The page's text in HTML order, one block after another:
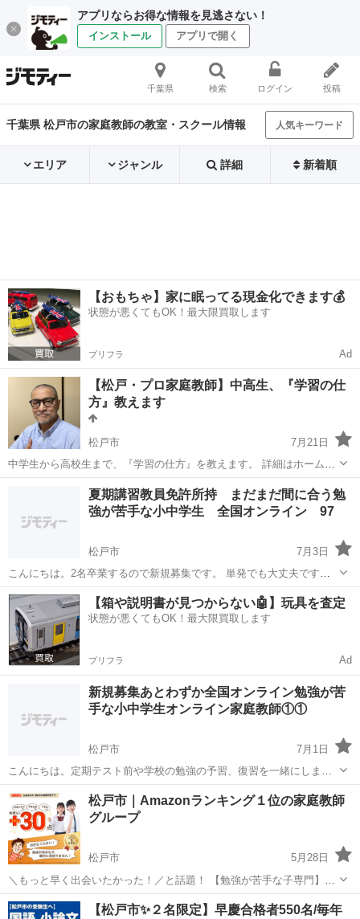
アプリならお得な情報を見逃さない！
インストール アプリで開く
千葉県 検索 ログイン 投稿
千葉県 松戸市の家庭教師の教室・スクール情報 人気キーワード
エリア ジャンル 詳細 新着順
【おもちゃ】家に眠ってる現金化できます💰
状態が悪くてもOK！最大限買取します
プリフラ Ad
【松戸・プロ家庭教師】中高生、『学習の仕
方』教えます
松戸市
7月21日
中学生から高校生まで、『学習の仕方』を教えます。 詳細はホームペ
ージをご覧ください。 https://tac-hometutor.com/ 落ちこぼれている子
は当然ですが、進学校や進学塾に通っている子でも、学習...
松戸市 家庭教師 子ども
夏期講習教員免許所持 まだまだ間に合う勉
強が苦手な小中学生 全国オンライン 97
松戸市
7月3日
こんにちは。2名卒業するので新規募集です。 単発でも大丈夫です。
一緒に楽しく勉強してみませんか？勉強が苦手な小中学生のみなさん
を大募集。オンライン家庭教師なので全国授業可能です。今担当して
いる生徒はみなさん点数が上がってい...
千葉 松戸市 家庭教師 算数
【箱や説明書が見つからない🤖】玩具を査定
状態が悪くてもOK！最大限買取します
プリフラ Ad
新規募集あとわずか全国オンライン勉強が苦
手な小中学生オンライン家庭教師①①
松戸市
7月1日
こんにちは。定期テスト前や学校の勉強の予習、復習を一緒にしませ
んか？勉強の苦手な小中学生を大募集です。 コツコツやっていけば必
ず成果は出てくると思いますよ。 楽しく授業していきましょう！ 指導
科目 小学生 5教科 中...
千葉 松戸市 家庭教師
松戸市｜Amazonランキング１位の家庭教師
グループ
松戸市
5月28日
＼もっと早く出会いたかった！／と話題！ 【勉強が苦手な子専門】家
庭教師のゴーイング ＝＝＝＝＝＝＝＝＝＝＝＝＝＝＝＝＝＝＝＝＝＝
「勉強しなさい！」って、もう言いたくない… 高いお金を...
千葉 松戸市 家庭教師 先生
【松戸市✨２名限定】早慶合格者550名/毎年